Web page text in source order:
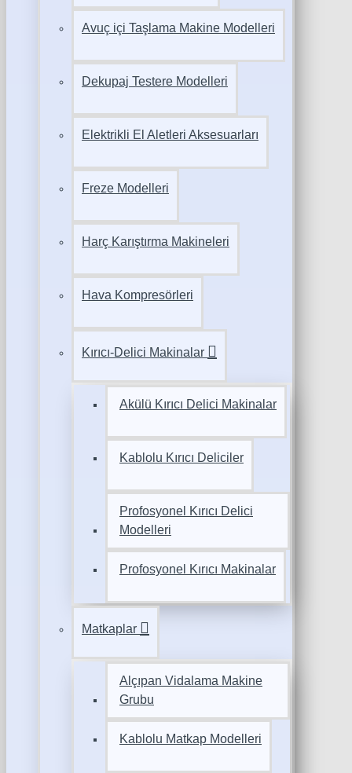
Avuç içi Taşlama Makine Modelleri
Dekupaj Testere Modelleri
Elektrikli El Aletleri Aksesuarları
Freze Modelleri
Harç Karıştırma Makineleri
Hava Kompresörleri
Kırıcı-Delici Makinalar
Akülü Kırıcı Delici Makinalar
Kablolu Kırıcı Deliciler
Profosyonel Kırıcı Delici
Modelleri
Profosyonel Kırıcı Makinalar
Matkaplar
Alçıpan Vidalama Makine
Grubu
Kablolu Matkap Modelleri